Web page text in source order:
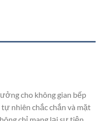
cho không gian bếp
nhiên chắc chắn và mặt